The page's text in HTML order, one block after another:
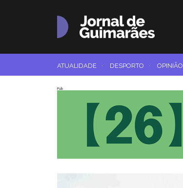
ATUALIDADE · DESPORTO · OPINIÃO
Pub